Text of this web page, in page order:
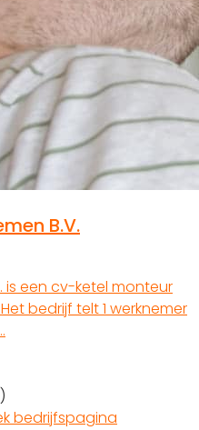
B.V.
is een cv-ketel monteur
bedrijf telt 1 werknemer
bedrijfspagina